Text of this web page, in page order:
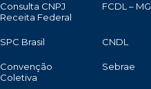
Consulta CNPJ
Receita Federal
FCDL – MG
SPC Brasil CNDL
Convenção
Coletiva
Sebrae